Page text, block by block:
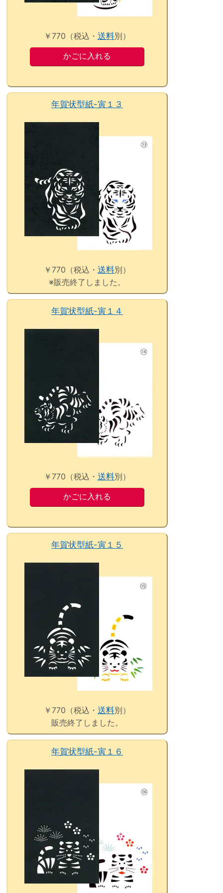
￥770（税込・ 送料別）
年賀状型紙-寅１３
￥770（税込・ 送料別）
※販売終了しました。
年賀状型紙-寅１４
￥770（税込・ 送料別）
年賀状型紙-寅１５
￥770（税込・ 送料別）
販売終了しました。
年賀状型紙-寅１６